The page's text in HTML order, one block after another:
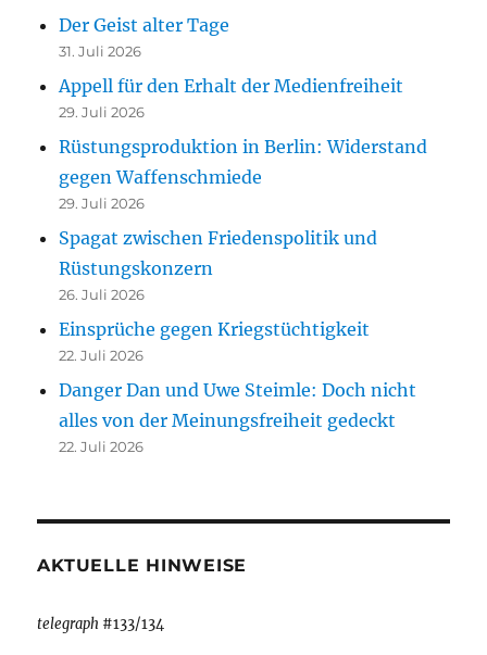
Der Geist alter Tage
31. Juli 2026
Appell für den Erhalt der Medienfreiheit
29. Juli 2026
Rüstungsproduktion in Berlin: Widerstand
gegen Waffenschmiede
29. Juli 2026
Spagat zwischen Friedenspolitik und
Rüstungskonzern
26. Juli 2026
Einsprüche gegen Kriegstüchtigkeit
22. Juli 2026
Danger Dan und Uwe Steimle: Doch nicht
alles von der Meinungsfreiheit gedeckt
22. Juli 2026
AKTUELLE HINWEISE
telegraph #133/134